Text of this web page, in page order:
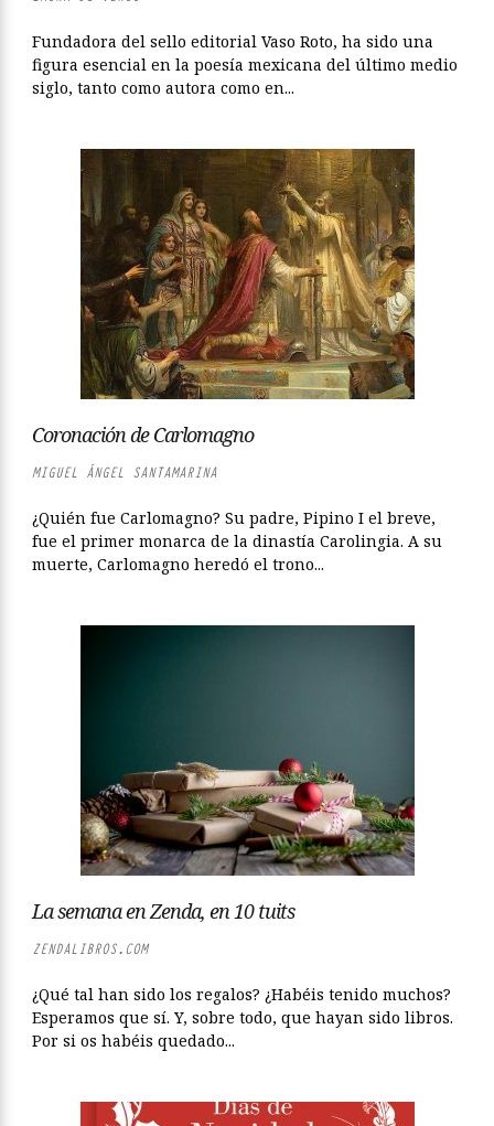
Fundadora del sello editorial Vaso Roto, ha sido una
figura esencial en la poesía mexicana del último medio
siglo, tanto como autora como en...
Coronación de Carlomagno
MIGUEL ÁNGEL SANTAMARINA
¿Quién fue Carlomagno? Su padre, Pipino I el breve,
fue el primer monarca de la dinastía Carolingia. A su
muerte, Carlomagno heredó el trono...
La semana en Zenda, en 10 tuits
ZENDALIBROS.COM
¿Qué tal han sido los regalos? ¿Habéis tenido muchos?
Esperamos que sí. Y, sobre todo, que hayan sido libros.
Por si os habéis quedado...